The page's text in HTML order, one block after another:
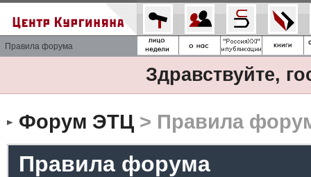
Правила форума
Здравствуйте,
Форум ЭТЦ> Правила
Правила форума